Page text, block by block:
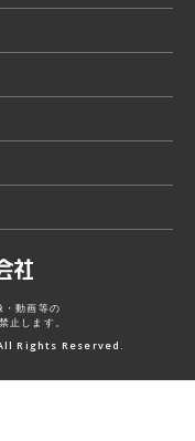
・動画等の
止します。
Rights Reserved.